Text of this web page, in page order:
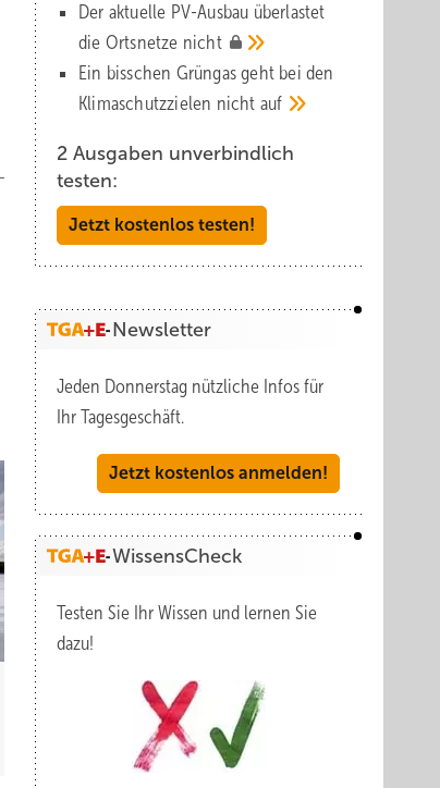
Der aktuelle PV-Ausbau über­lastet
die Orts­netze nicht
Ein bisschen Grüngas geht bei den
Klima­schutz­zielen nicht auf
2 Ausgaben unverbindlich
testen:
Jetzt kostenlos testen!
Newsletter
Jeden Donnerstag nützliche Infos für
Ihr Tagesgeschäft.
Jetzt kostenlos anmelden!
WissensCheck
Testen Sie Ihr Wissen und lernen Sie
dazu!